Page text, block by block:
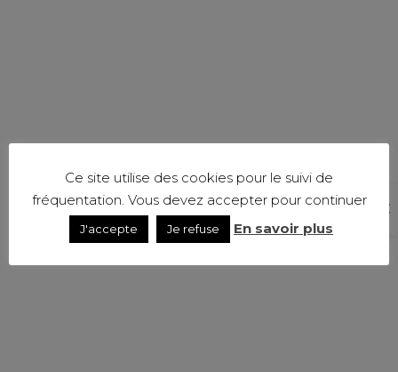
Ce site utilise des cookies pour le suivi de
fréquentation. Vous devez accepter pour continuer
J'accepte Je refuse En savoir plus